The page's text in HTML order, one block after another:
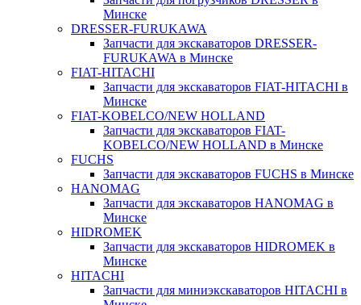
Минске
DRESSER-FURUKAWA
Запчасти для экскаваторов DRESSER-
FURUKAWA в Минске
FIAT-HITACHI
Запчасти для экскаваторов FIAT-HITACHI в
Минске
FIAT-KOBELCO/NEW HOLLAND
Запчасти для экскаваторов FIAT-
KOBELCO/NEW HOLLAND в Минске
FUCHS
Запчасти для экскаваторов FUCHS в Минске
HANOMAG
Запчасти для экскаваторов HANOMAG в
Минске
HIDROMEK
Запчасти для экскаваторов HIDROMEK в
Минске
HITACHI
Запчасти для миниэкскаваторов HITACHI в